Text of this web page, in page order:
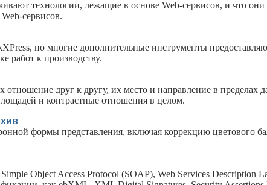
технологии, лежащие в основе Web-сервисов, и что они
сервисов.
но многие дополнительные инструменты
работ к производству.
друг к другу, их место и направление в пределах
и контрастные отношения в целом.
формы представления, включая коррекцию цветового
Object Access Protocol (SOAP), Web Services Description